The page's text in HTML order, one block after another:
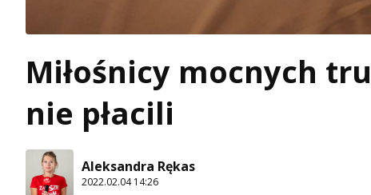
Miłośnicy mocnych
nie płacili
Aleksandra Rękas
2022.02.04 14:26